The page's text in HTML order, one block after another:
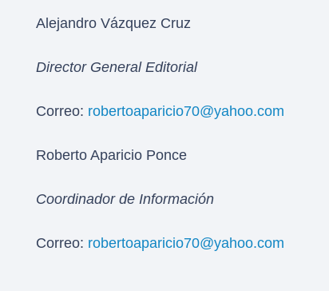
Alejandro Vázquez Cruz
Director General Editorial
Correo: robertoaparicio70@yahoo.com
Roberto Aparicio Ponce
Coordinador de Información
Correo: robertoaparicio70@yahoo.com